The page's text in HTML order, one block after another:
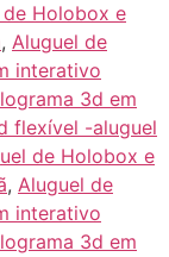
Holobox e
, Aluguel de
interativo
3d em
flexível -aluguel
de Holobox e
, Aluguel de
interativo
3d em